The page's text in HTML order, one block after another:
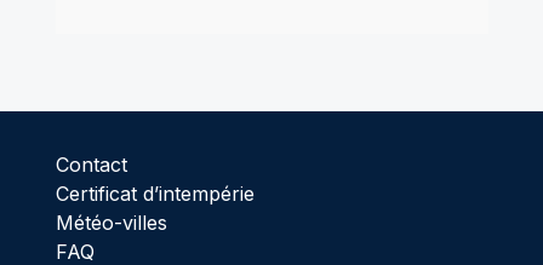
Contact
Certificat d’intempérie
Météo-villes
FAQ